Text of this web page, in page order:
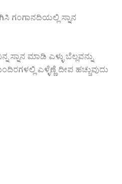
ಗಂಗಾನದಿಯಲ್ಲಿ ಸ್ನಾನ
ಮಾಡಿ ಎಳ್ಳು ಬೆಲ್ಲವನ್ನು
ಎಳ್ಳೆಣ್ಣೆ ದೀಪ ಹಚ್ಚುವುದು